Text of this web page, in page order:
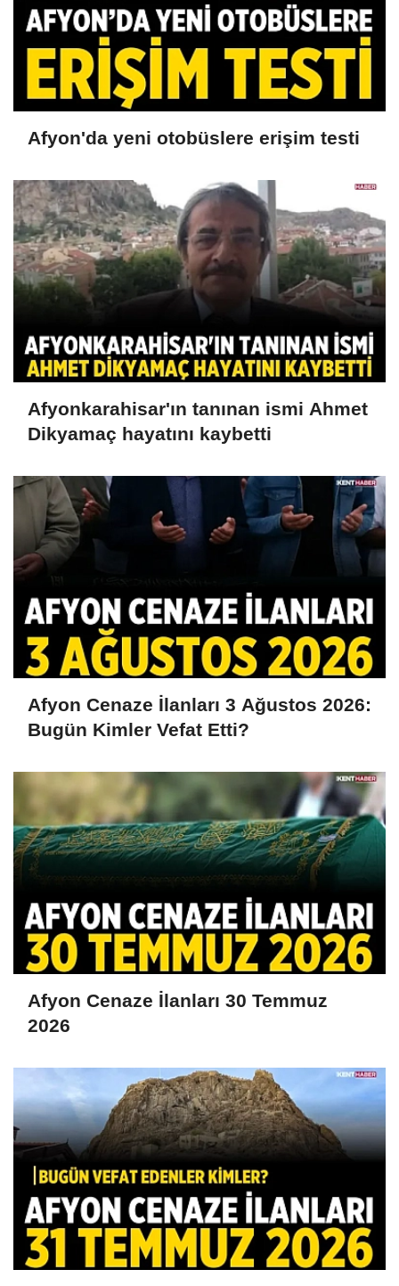
Afyon'da yeni otobüslere erişim testi
Afyonkarahisar'ın tanınan ismi Ahmet
Dikyamaç hayatını kaybetti
Afyon Cenaze İlanları 3 Ağustos 2026:
Bugün Kimler Vefat Etti?
Afyon Cenaze İlanları 30 Temmuz
2026